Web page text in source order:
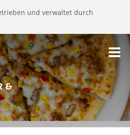
und verwaltet durch
&